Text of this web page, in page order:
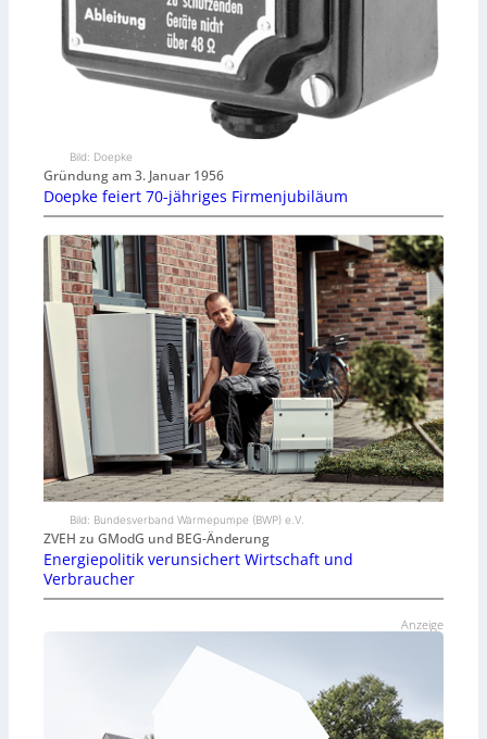
Bild: Doepke
Gründung am 3. Januar 1956
Doepke feiert 70-jähriges Firmenjubiläum
Bild: Bundesverband Wärmepumpe (BWP) e.V.
ZVEH zu GModG und BEG-Änderung
Energiepolitik verunsichert Wirtschaft und
Verbraucher
Anzeige